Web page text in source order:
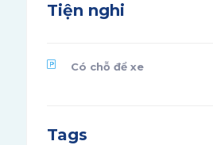
Tiện nghi
Có chỗ để xe
Tags